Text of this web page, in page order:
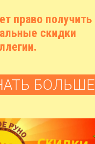
право получить
скидки
БОЛЬШЕ